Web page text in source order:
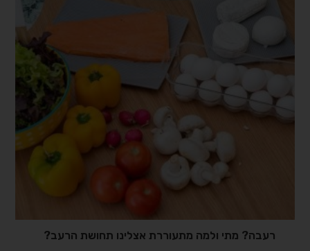
רעבה? מתי ולמה מתעוררת אצלינו תחושת הרעב?⠀